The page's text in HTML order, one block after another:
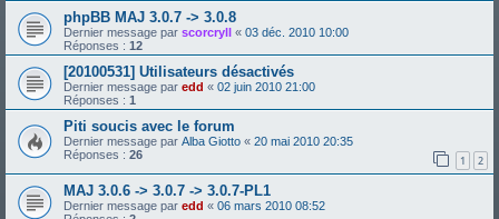
phpBB MAJ 3.0.7 -> 3.0.8
Dernier message par scorcryll « 03 déc. 2010 10:00
Réponses : 12
[20100531] Utilisateurs désactivés
Dernier message par edd « 02 juin 2010 21:00
Réponses : 1
Piti soucis avec le forum
Dernier message par Alba Giotto « 20 mai 2010 20:35
Réponses : 26 1 2
MAJ 3.0.6 -> 3.0.7 -> 3.0.7-PL1
Dernier message par edd « 06 mars 2010 08:52